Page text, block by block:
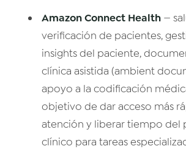
Amazon Connect Health —
verificación de pacientes,
insights del paciente,
clínica asistida (ambient
apoyo a la codificación
objetivo de dar acceso más
atención y liberar tiempo del
clínico para tareas